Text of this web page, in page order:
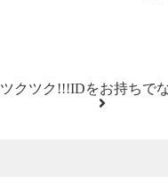
ツクツク!!!IDをお持ちで